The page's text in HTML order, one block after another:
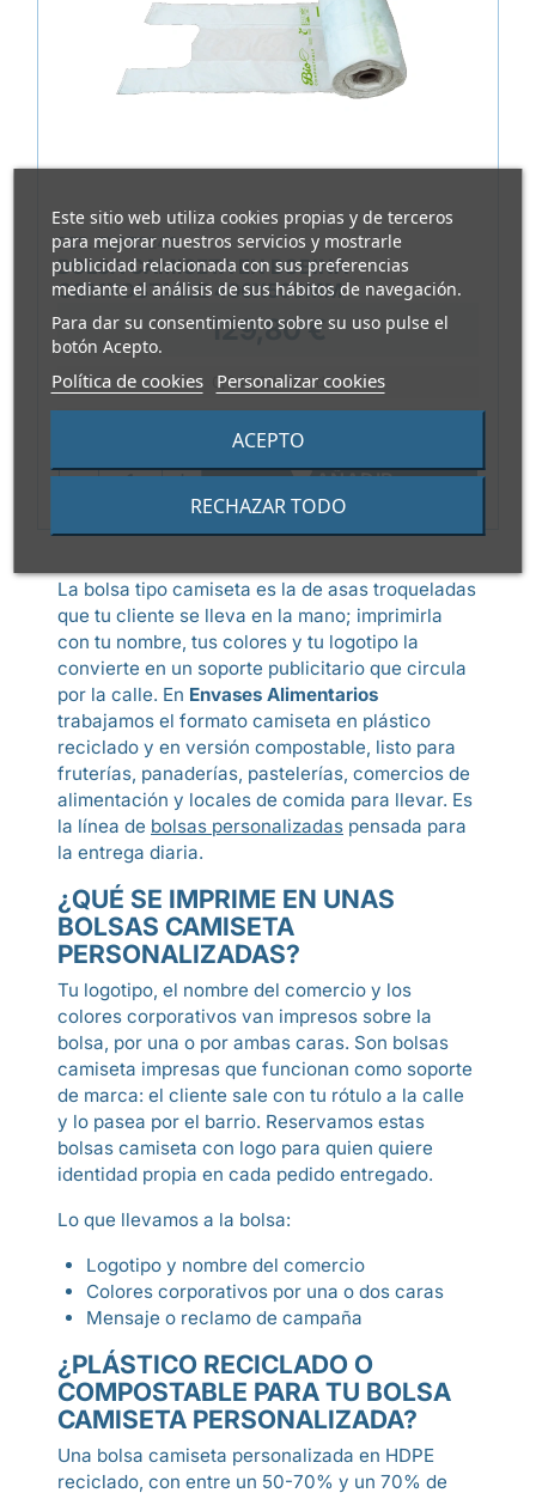
Este sitio web utiliza cookies propias y de terceros
para mejorar nuestros servicios y mostrarle
publicidad relacionada con sus preferencias
mediante el análisis de sus hábitos de navegación.
Para dar su consentimiento sobre su uso pulse el
botón Acepto.
Política de cookies Personalizar cookies
RECHAZAR TODO
ACEPTO
REF.ELAT2246
BOLSA CAMISETA EN BOBINA
COMPOSTABLE 400X500MM
129,80 €
0,041 €/Unidad
AÑADIR
La bolsa tipo camiseta es la de asas troqueladas
que tu cliente se lleva en la mano; imprimirla
con tu nombre, tus colores y tu logotipo la
convierte en un soporte publicitario que circula
por la calle. En Envases Alimentarios
trabajamos el formato camiseta en plástico
reciclado y en versión compostable, listo para
fruterías, panaderías, pastelerías, comercios de
alimentación y locales de comida para llevar. Es
la línea de bolsas personalizadas pensada para
la entrega diaria.
¿QUÉ SE IMPRIME EN UNAS
BOLSAS CAMISETA
PERSONALIZADAS?
Tu logotipo, el nombre del comercio y los
colores corporativos van impresos sobre la
bolsa, por una o por ambas caras. Son bolsas
camiseta impresas que funcionan como soporte
de marca: el cliente sale con tu rótulo a la calle
y lo pasea por el barrio. Reservamos estas
bolsas camiseta con logo para quien quiere
identidad propia en cada pedido entregado.
Lo que llevamos a la bolsa:
Logotipo y nombre del comercio
Colores corporativos por una o dos caras
Mensaje o reclamo de campaña
¿PLÁSTICO RECICLADO O
COMPOSTABLE PARA TU BOLSA
CAMISETA PERSONALIZADA?
Una bolsa camiseta personalizada en HDPE
reciclado, con entre un 50-70% y un 70% de